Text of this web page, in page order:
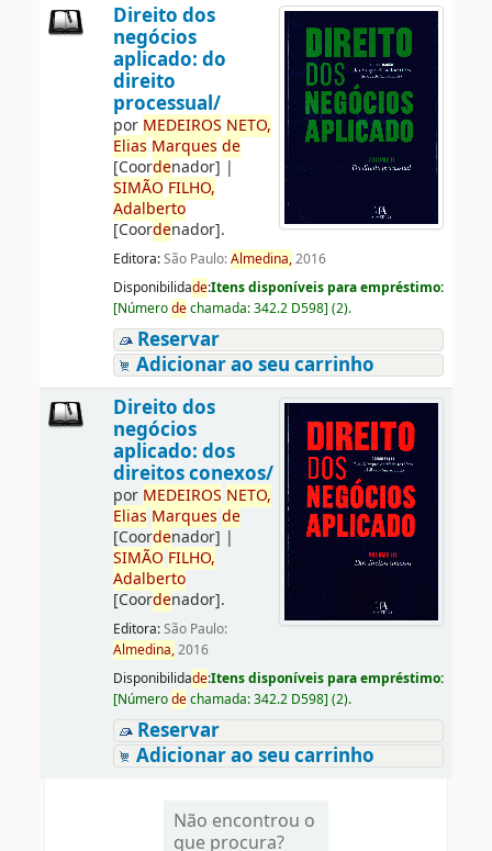
Direito dos
negócios
aplicado: do
direito
processual/
por MEDEIROS NETO,
Elias Marques de
[Coordenador] |
SIMÃO FILHO,
Adalberto
[Coordenador].
Editora:São Paulo:Almedina,2016
Disponibilidade:Itens disponíveis para empréstimo:
[Númerodechamada:342.2 D598] (2).
Reservar
Adicionar ao seu carrinho
Direito dos
negócios
aplicado: dos
direitos conexos/
por MEDEIROS NETO,
Elias Marques de
[Coordenador] |
SIMÃO FILHO,
Adalberto
[Coordenador].
Editora:São Paulo:
Almedina,2016
Disponibilidade:Itens disponíveis para empréstimo:
[Númerodechamada:342.2 D598] (2).
Reservar
Adicionar ao seu carrinho
Não encontrou o
que procura?